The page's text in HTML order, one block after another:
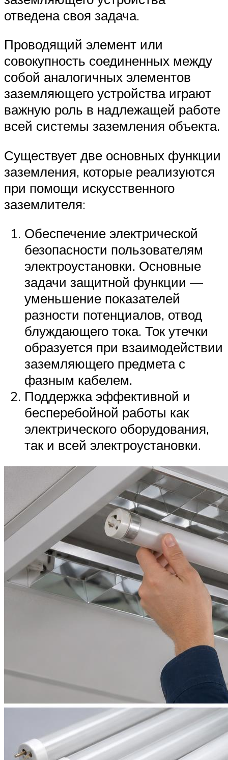
отведена своя задача.
Проводящий элемент или
совокупность соединенных между
собой аналогичных элементов
заземляющего устройства играют
важную роль в надлежащей работе
всей системы заземления объекта.
Существует две основных функции
заземления, которые реализуются
при помощи искусственного
заземлителя:
Обеспечение электрической
безопасности пользователям
электроустановки. Основные
задачи защитной функции —
уменьшение показателей
разности потенциалов, отвод
блуждающего тока. Ток утечки
образуется при взаимодействии
заземляющего предмета с
фазным кабелем.
Поддержка эффективной и
бесперебойной работы как
электрического оборудования,
так и всей электроустановки.